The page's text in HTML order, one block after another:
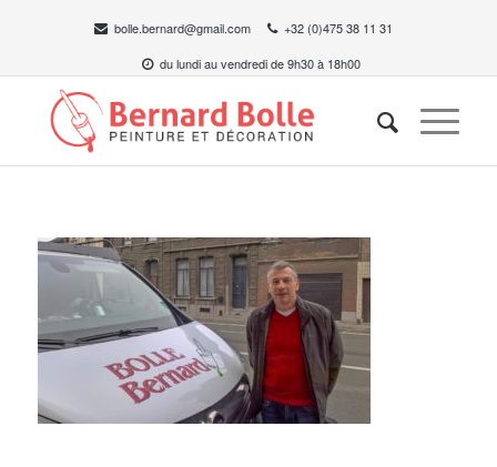
bolle.bernard@gmail.com
+32 (0)475 38 11 31
du lundi au vendredi de 9h30 à 18h00